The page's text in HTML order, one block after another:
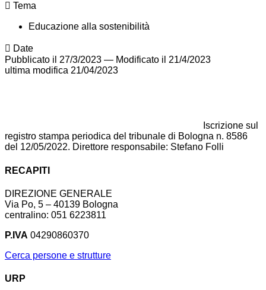
Tema
Educazione alla sostenibilità
Date
Pubblicato il 27/3/2023 — Modificato il 21/4/2023
ultima modifica 21/04/2023
Iscrizione sul
registro stampa periodica del tribunale di Bologna n. 8586
del 12/05/2022. Direttore responsabile: Stefano Folli
RECAPITI
DIREZIONE GENERALE
Via Po, 5 – 40139 Bologna
centralino: 051 6223811
P.IVA 04290860370
Cerca persone e strutture
URP